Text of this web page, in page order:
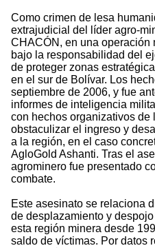
Como crimen de lesa
extrajudicial del líder agro-
CHACÓN, en una operación
bajo la responsabilidad del
de proteger zonas
en el sur de Bolívar. Los
septiembre de 2006, y fue
informes de inteligencia
con hechos organizativos de
obstaculizar el ingreso y
a la región, en el caso
AgloGold Ashanti. Tras el
agrominero fue presentado
combate.
Este asesinato se relaciona
de desplazamiento y
esta región minera desde
saldo de víctimas. Por datos